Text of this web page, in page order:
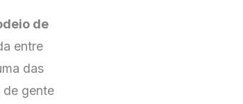
de
entre
das
de gente